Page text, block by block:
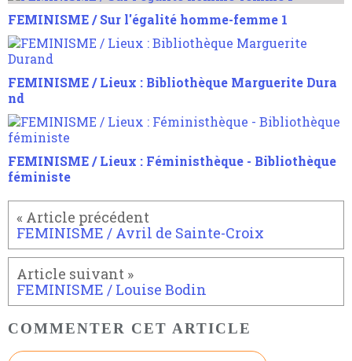
FEMINISME / Sur l'égalité homme-femme 1
FEMINISME / Lieux : Bibliothèque Marguerite Dura
nd
FEMINISME / Lieux : Féministhèque - Bibliothèque
féministe
FEMINISME / Avril de Sainte-Croix
FEMINISME / Louise Bodin
COMMENTER CET ARTICLE